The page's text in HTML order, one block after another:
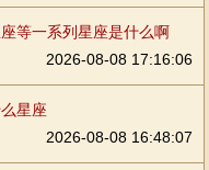
等一系列星座是什么啊
2026-08-08 17:16:06
星座
2026-08-08 16:48:07